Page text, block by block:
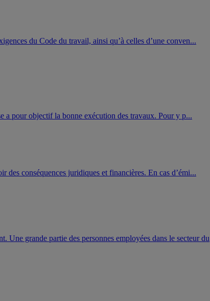
du Code du travail, ainsi qu’à celles d’une conven...
a pour objectif la bonne exécution des travaux. Pour y p...
des conséquences juridiques et financières. En cas d’émi...
Une grande partie des personnes employées dans le secteur du